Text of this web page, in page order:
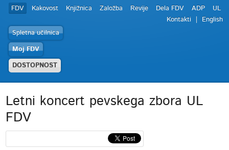
FDV Kakovost Knjižnica Založba Revije Dela FDV ADP
UL
Kontakti
English
Spletna učilnica
Moj FDV
DOSTOPNOST
Letni koncert pevskega zbora UL
FDV